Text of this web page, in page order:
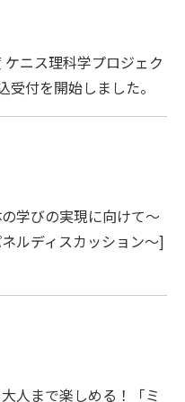
ニス理科学プロジェク
受付を開始しました。
学びの実現に向けて～
ルディスカッション～]
人まで楽しめる！「ミ